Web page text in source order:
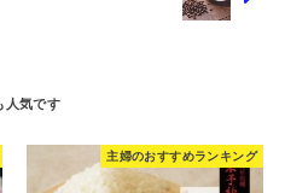
主婦のおすすめランキング